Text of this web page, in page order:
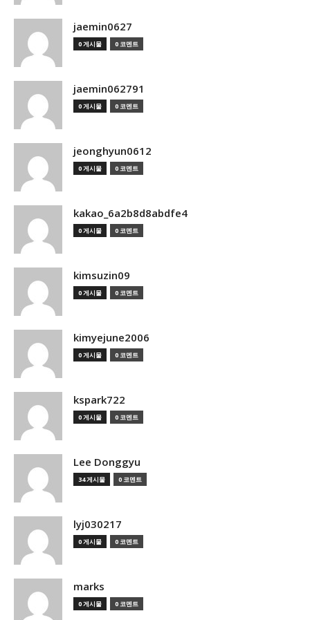
jaemin0627
0 게시물 0 코멘트
jaemin062791
0 게시물 0 코멘트
jeonghyun0612
0 게시물 0 코멘트
kakao_6a2b8d8abdfe4
0 게시물 0 코멘트
kimsuzin09
0 게시물 0 코멘트
kimyejune2006
0 게시물 0 코멘트
kspark722
0 게시물 0 코멘트
Lee Donggyu
34 게시물 0 코멘트
lyj030217
0 게시물 0 코멘트
marks
0 게시물 0 코멘트